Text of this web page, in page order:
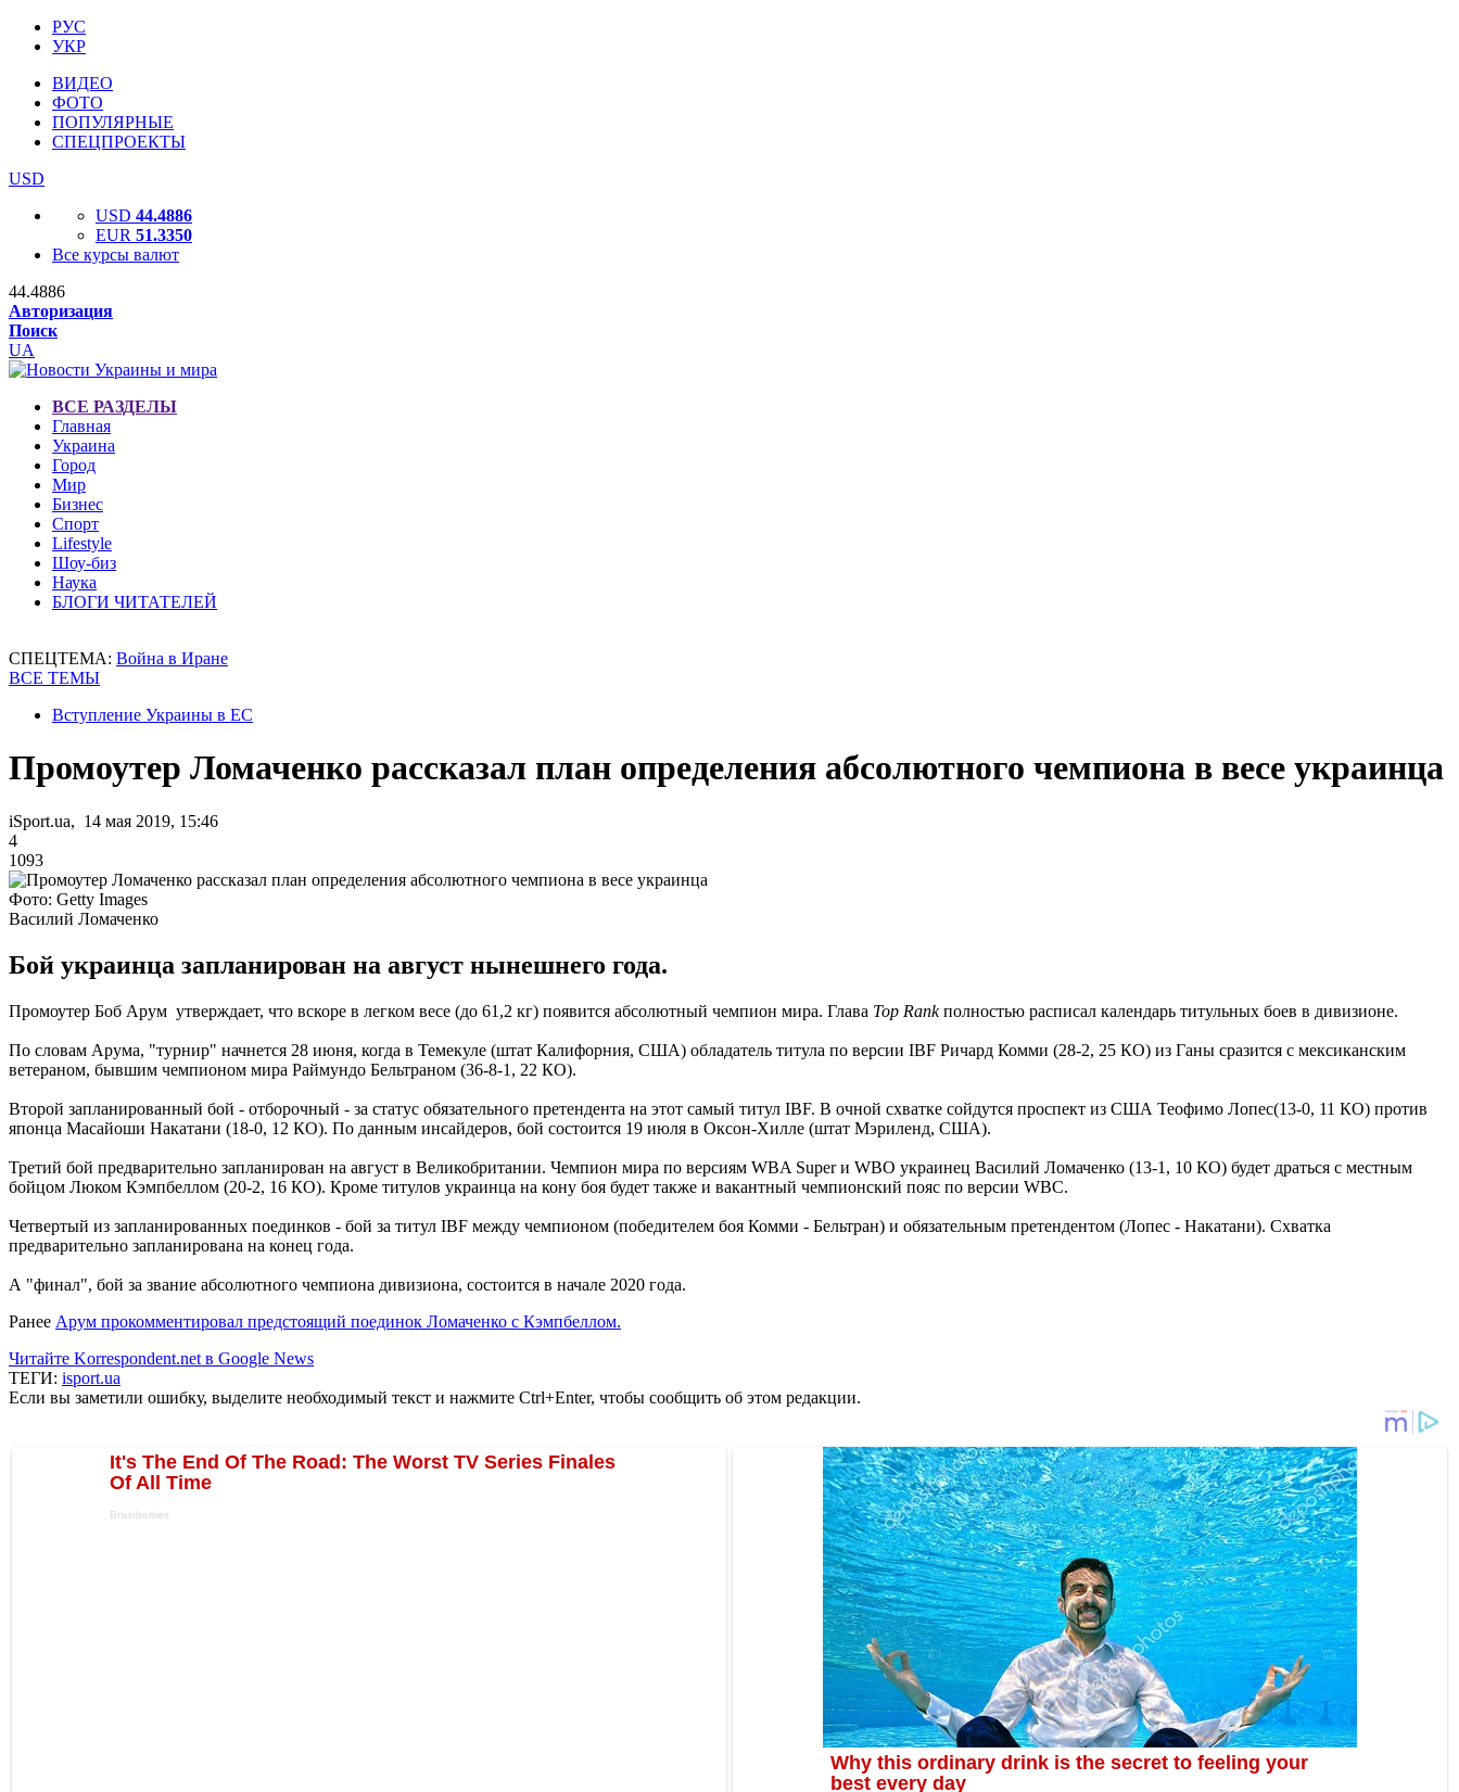
РУС
УКР
ВИДЕО
ФОТО
ПОПУЛЯРНЫЕ
СПЕЦПРОЕКТЫ
USD
USD 44.4886
EUR 51.3350
Все курсы валют
44.4886
Авторизация
Поиск
UA
ВСЕ РАЗДЕЛЫ
Главная
Украина
Город
Мир
Бизнес
Спорт
Lifestyle
Шоу-биз
Наука
БЛОГИ ЧИТАТЕЛЕЙ
СПЕЦТЕМА: Война в Иране
ВСЕ ТЕМЫ
Вступление Украины в ЕС
Промоутер Ломаченко рассказал план определения абсолютного чемпиона в весе украинца
iSport.ua, 14 мая 2019, 15:46
4
1093
Фото: Getty Images
Василий Ломаченко
Бой украинца запланирован на август нынешнего года.
Промоутер Боб Арум утверждает, что вскоре в легком весе (до 61,2 кг) появится абсолютный чемпион мира. Глава Top Rankполностью расписал календарь титульных боев в дивизионе.
По словам Арума, "турнир" начнется 28 июня, когда в Темекуле (штат Калифорния, США) обладатель титула по версии IBF Ричард Комми (28-2, 25 КО) из Ганы сразится с мексиканским
ветераном, бывшим чемпионом мира Раймундо Бельтраном (36-8-1, 22 КО).
Второй запланированный бой - отборочный - за статус обязательного претендента на этот самый титул IBF. В очной схватке сойдутся проспект из США Теофимо Лопес(13-0, 11 КО) против
японца Масайоши Накатани (18-0, 12 КО). По данным инсайдеров, бой состоится 19 июля в Оксон-Хилле (штат Мэриленд, США).
Третий бой предварительно запланирован на август в Великобритании. Чемпион мира по версиям WBA Super и WBO украинец Василий Ломаченко (13-1, 10 КО) будет драться с местным
бойцом Люком Кэмпбеллом (20-2, 16 КО). Кроме титулов украинца на кону боя будет также и вакантный чемпионский пояс по версии WBC.
Четвертый из запланированных поединков - бой за титул IBF между чемпионом (победителем боя Комми - Бельтран) и обязательным претендентом (Лопес - Накатани). Схватка
предварительно запланирована на конец года.
А "финал", бой за звание абсолютного чемпиона дивизиона, состоится в начале 2020 года.
Ранее Арум прокомментировал предстоящий поединок Ломаченко с Кэмпбеллом.
Читайте Korrespondent.net в Google News
ТЕГИ: isport.ua
Если вы заметили ошибку, выделите необходимый текст и нажмите Ctrl+Enter, чтобы сообщить об этом редакции.